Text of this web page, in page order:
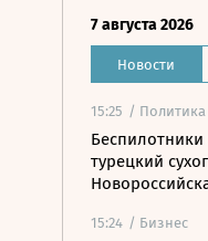
7 августа 2026
Новости
15:25 / Политика
Беспилотники
турецкий
15:24 / Бизнес